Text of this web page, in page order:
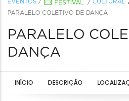
EVENTOS / FESTIVAL / CULTURAL
PARALELO COLETIVO DE DANÇA
PARALELO
DANÇA
INÍCIO DESCRIÇÃO